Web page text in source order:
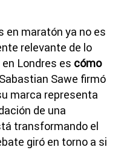
en maratón ya no es
relevante de lo
Londres es cómo
Sabastian Sawe firmó
marca representa
de una
transformando el
giró en torno a si